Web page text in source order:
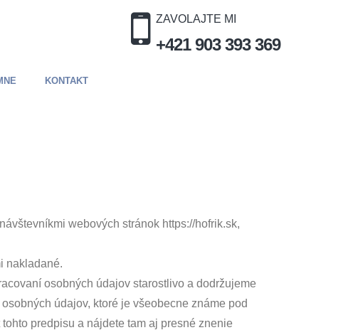
ZAVOLAJTE MI
+421 903 393 369
KONTAKT
webových stránok https://hofrik.sk,
nakladané.
osobných údajov starostlivo a dodržujeme
údajov, ktoré je všeobecne známe pod
predpisu a nájdete tam aj presné znenie